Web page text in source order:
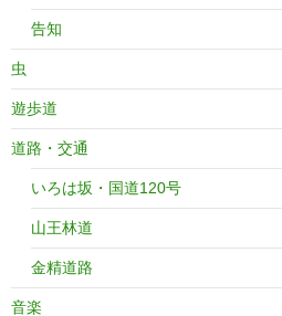
告知
虫
遊歩道
道路・交通
いろは坂・国道120号
山王林道
金精道路
音楽